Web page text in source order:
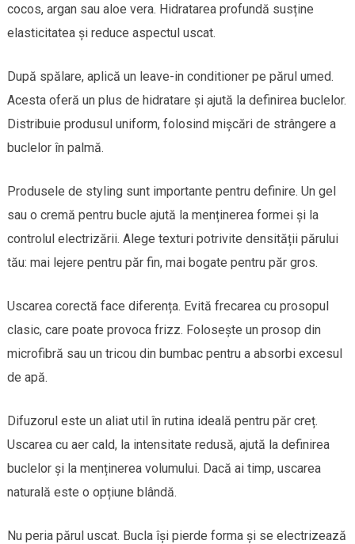
cocos, argan sau aloe vera. Hidratarea profundă susține
elasticitatea și reduce aspectul uscat.
După spălare, aplică un leave-in conditioner pe părul umed.
Acesta oferă un plus de hidratare și ajută la definirea buclelor.
Distribuie produsul uniform, folosind mișcări de strângere a
buclelor în palmă.
Produsele de styling sunt importante pentru definire. Un gel
sau o cremă pentru bucle ajută la menținerea formei și la
controlul electrizării. Alege texturi potrivite densității părului
tău: mai lejere pentru păr fin, mai bogate pentru păr gros.
Uscarea corectă face diferența. Evită frecarea cu prosopul
clasic, care poate provoca frizz. Folosește un prosop din
microfibră sau un tricou din bumbac pentru a absorbi excesul
de apă.
Difuzorul este un aliat util în rutina ideală pentru păr creț.
Uscarea cu aer cald, la intensitate redusă, ajută la definirea
buclelor și la menținerea volumului. Dacă ai timp, uscarea
naturală este o opțiune blândă.
Nu peria părul uscat. Bucla își pierde forma și se electrizează